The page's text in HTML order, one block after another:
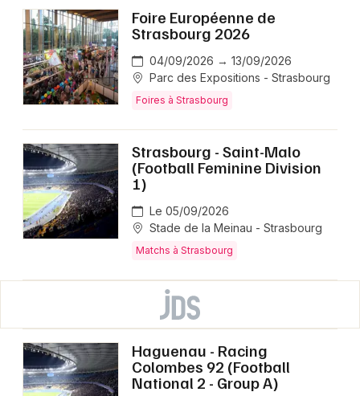
Foire Européenne de
Strasbourg 2026
04/09/2026 → 13/09/2026
Parc des Expositions - Strasbourg
Foires à Strasbourg
Strasbourg - Saint-Malo
(Football Feminine Division
1)
Le 05/09/2026
Stade de la Meinau - Strasbourg
Matchs à Strasbourg
Haguenau - Racing
Colombes 92 (Football
National 2 - Group A)